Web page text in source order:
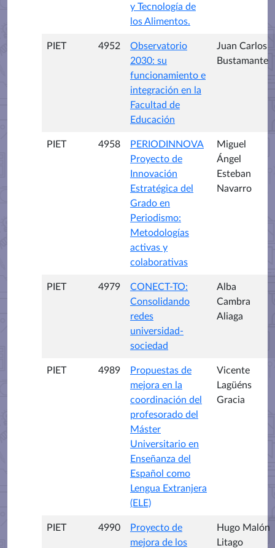
y Tecnología de
los Alimentos.
PIET 4952
Observatorio
2030: su
funcionamiento e
integración en la
Facultad de
Educación
Juan Carlos
Bustamante
PIET 4958
PERIODINNOVA
Proyecto de
Innovación
Estratégica del
Grado en
Periodismo:
Metodologías
activas y
colaborativas
Miguel
Ángel
Esteban
Navarro
PIET 4979
CONECT-TO:
Consolidando
redes
universidad-
sociedad
Alba
Cambra
Aliaga
PIET 4989
Propuestas de
mejora en la
coordinación del
profesorado del
Máster
Universitario en
Enseñanza del
Español como
Lengua Extranjera
(ELE)
Vicente
Lagüéns
Gracia
PIET 4990
Proyecto de
mejora de los
Hugo Malón
Litago